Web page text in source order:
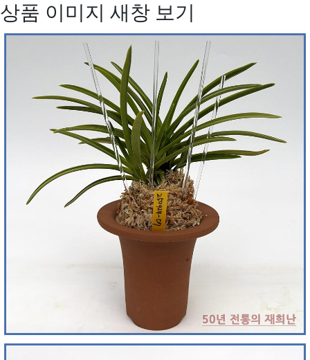
상품 이미지 새창 보기